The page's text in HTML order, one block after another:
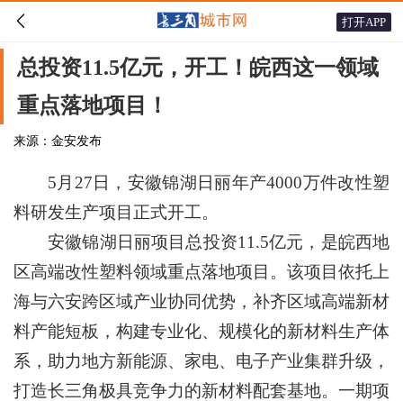
 打开APP
总投资11.5亿元，开工！皖西这一领域
重点落地项目！
来源：金安发布
5月27日，安徽锦湖日丽年产4000万件改性塑
料研发生产项目正式开工。
安徽锦湖日丽项目总投资11.5亿元，是皖西地
区高端改性塑料领域重点落地项目。该项目依托上
海与六安跨区域产业协同优势，补齐区域高端新材
料产能短板，构建专业化、规模化的新材料生产体
系，助力地方新能源、家电、电子产业集群升级，
打造长三角极具竞争力的新材料配套基地。一期项